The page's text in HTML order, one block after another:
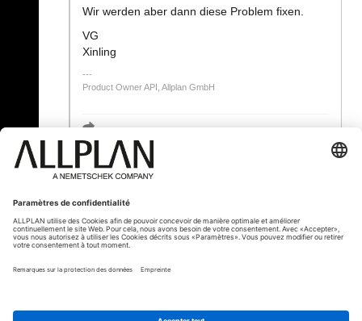
Wir werden aber dann diese Problem fixen.
VG
Xinling
Product Owner API, Allplan GmbH